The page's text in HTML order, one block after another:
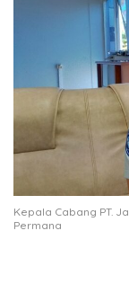
Kepala Cabang PT.
Permana